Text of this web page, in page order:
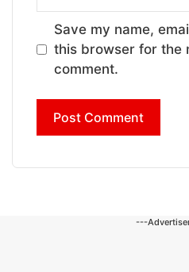
Save my name,
this browser for the
comment.
---